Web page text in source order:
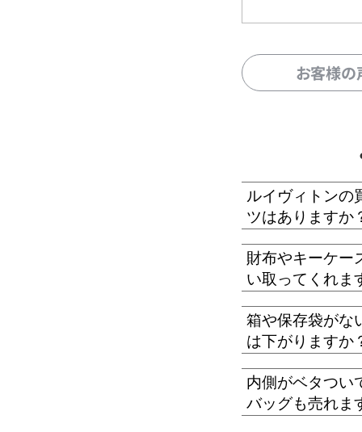
お客様
ルイヴィトンの
ツはありますか
財布やキーケー
い取ってくれま
箱や保存袋がな
は下がりますか
内側がベタつい
バッグも売れま